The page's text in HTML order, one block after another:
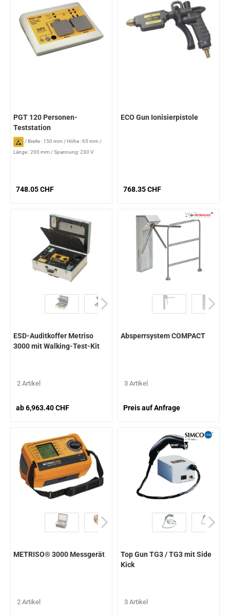
PGT 120 Personen-
Teststation
/ Breite : 150 mm / Höhe : 65 mm /
Länge : 200 mm /Spannung: 230 V
748.05 CHF
ECO Gun Ionisierpistole
768.35 CHF
ESD-Auditkoffer Metriso
3000 mit Walking-Test-Kit
2 Artikel
ab 6,963.40 CHF
Absperrsystem COMPACT
3 Artikel
Preis auf Anfrage
METRISO® 3000 Messgerät
2 Artikel
Top Gun TG3 / TG3 mit Side
Kick
3 Artikel